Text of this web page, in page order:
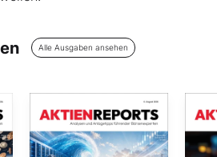
Alle Ausgaben ansehen